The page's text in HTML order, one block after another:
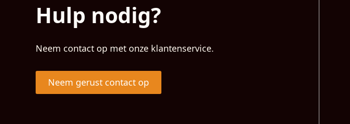
Hulp nodig?
Neem contact op met onze klantenservice.
Neem gerust contact op